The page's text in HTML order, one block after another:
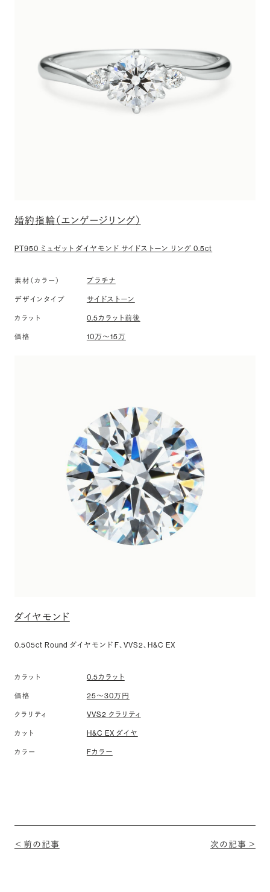
婚約指輪（エンゲージリング）
PT950 ミュゼット ダイヤモンド サイドストーン リング 0.5ct
素材（カラー） プラチナ
デザインタイプ サイドストーン
カラット 0.5カラット前後
価格 10万〜15万
ダイヤモンド
0.505ct Round ダイヤモンド F、VVS2、H&C EX
カラット 0.5カラット
価格 25〜30万円
クラリティ VVS2 クラリティ
カット H&C EX ダイヤ
カラー Fカラー
＜ 前の記事 次の記事 ＞